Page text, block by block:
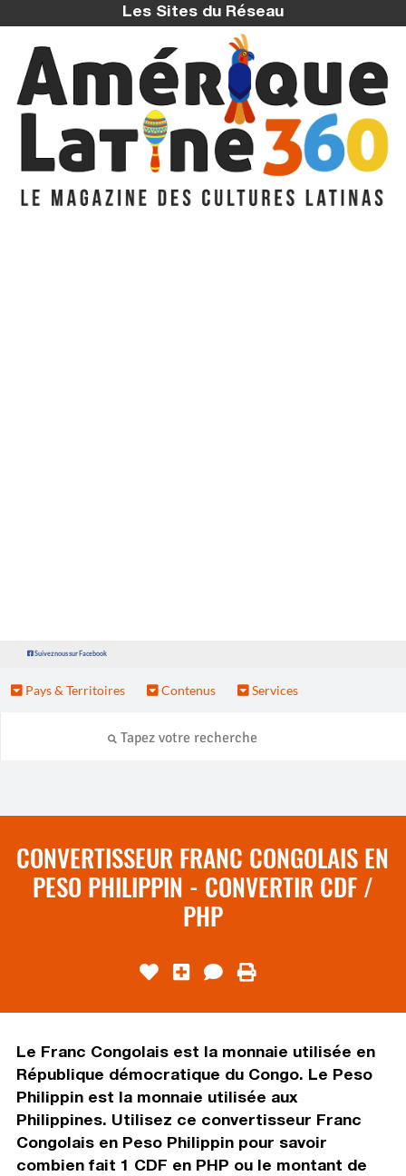
Les Sites du Réseau
Suivez nous sur Facebook
Pays & Territoires Contenus Services
CONVERTISSEUR FRANC CONGOLAIS EN
PESO PHILIPPIN - CONVERTIR CDF /
PHP
Le Franc Congolais est la monnaie utilisée en
République démocratique du Congo. Le Peso
Philippin est la monnaie utilisée aux
Philippines. Utilisez ce convertisseur Franc
Congolais en Peso Philippin pour savoir
combien fait 1 CDF en PHP ou le montant de